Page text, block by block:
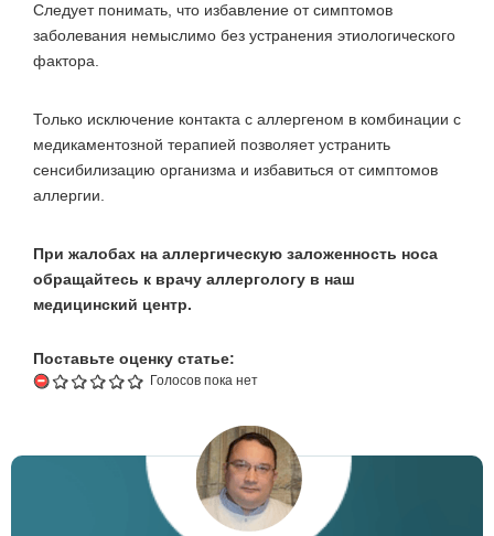
Следует понимать, что избавление от симптомов
заболевания немыслимо без устранения этиологического
фактора.
Только исключение контакта с аллергеном в комбинации с
медикаментозной терапией позволяет устранить
сенсибилизацию организма и избавиться от симптомов
аллергии.
При жалобах на аллергическую заложенность носа
обращайтесь к врачу аллергологу в наш
медицинский центр.
Поставьте оценку статье:
Голосов пока нет